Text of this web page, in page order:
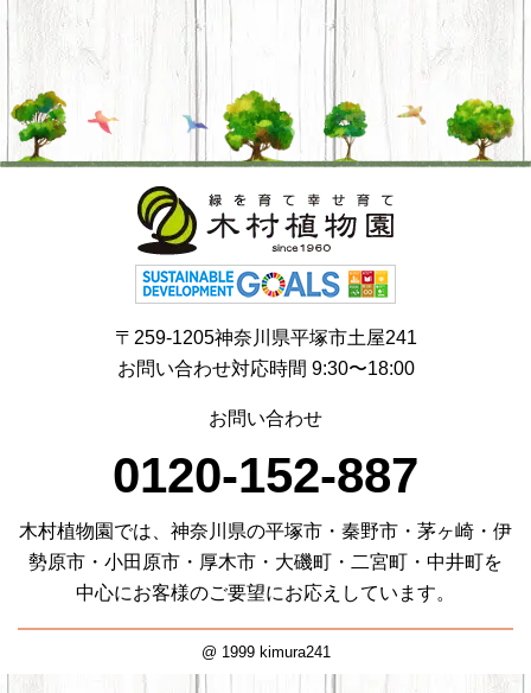
〒259-1205神奈川県平塚市土屋241
お問い合わせ対応時間 9:30〜18:00
お問い合わせ
0120-152-887
木村植物園では、神奈川県の平塚市・秦野市・茅ヶ崎・伊
勢原市・小田原市・厚木市・大磯町・二宮町・中井町を
中心にお客様のご要望にお応えしています。
@ 1999 kimura241